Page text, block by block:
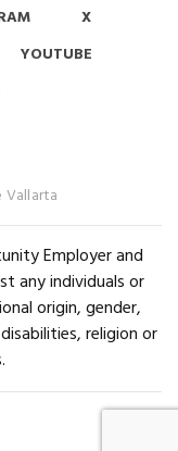
X
YOUTUBE
Vallarta
Employer and
any individuals or
origin, gender,
religion or